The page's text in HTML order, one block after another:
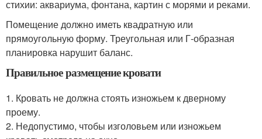
стихии: аквариума, фонтана, картин с морями и реками.
Помещение должно иметь квадратную или
прямоугольную форму. Треугольная или Г-образная
планировка нарушит баланс.
Правильное размещение кровати
1. Кровать не должна стоять изножьем к дверному
проему.
2. Недопустимо, чтобы изголовьем или изножьем